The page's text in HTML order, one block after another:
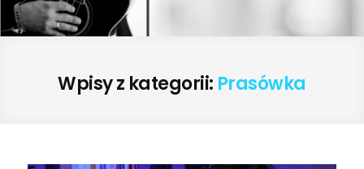
Wpisy z kategorii: Prasówka